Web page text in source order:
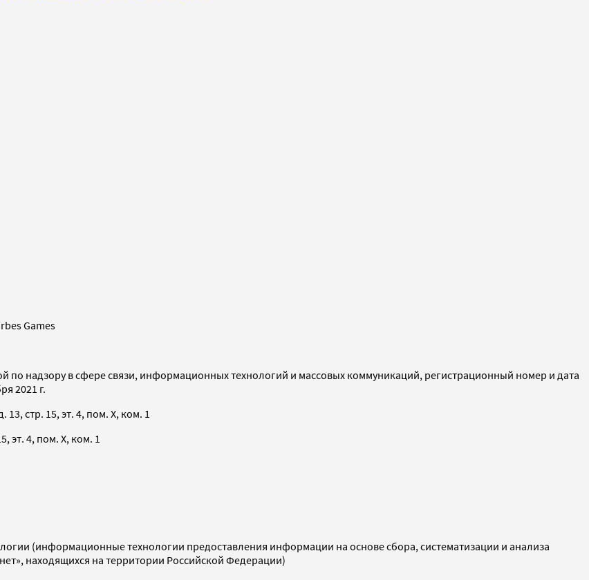
Games
по надзору в сфере связи, информационных технологий и массовых коммуникаций, регистрационный номер и дата
2021 г.
стр. 15, эт. 4, пом. X, ком. 1
эт. 4, пом. X, ком. 1
(информационные технологии предоставления информации на основе сбора, систематизации и анализа
находящихся на территории Российской Федерации)